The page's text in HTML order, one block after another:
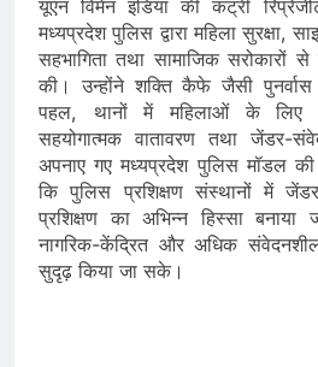
यूएन विमेन इंडिया की कंट्री
मध्यप्रदेश पुलिस द्वारा महिला सुरक्षा,
सहभागिता तथा सामाजिक सरोकारों
की। उन्होंने शक्ति कैफे जैसी पुनर्वास
पहल, थानों में महिलाओं के लिए
सहयोगात्मक वातावरण तथा जेंडर-
अपनाए गए मध्यप्रदेश पुलिस मॉडल
कि पुलिस प्रशिक्षण संस्थानों में
प्रशिक्षण का अभिन्न हिस्सा
नागरिक-केंद्रित और अधिक
सुदृढ़ किया जा सके।